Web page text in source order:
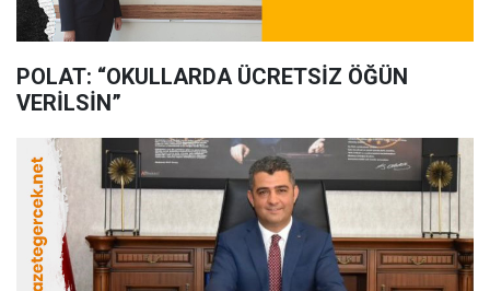
POLAT: “OKULLARDA ÜCRETSİZ ÖĞÜN
VERİLSİN”